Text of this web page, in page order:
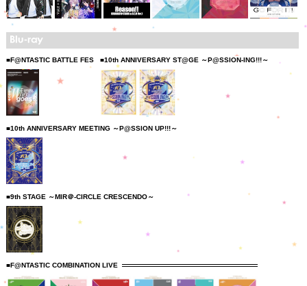
■F@NTASTIC BATTLE FES ■10th ANNIVERSARY ST@GE ～P@SSION-ING!!!～
■10th ANNIVERSARY MEETING ～P@SSION UP!!!～
■9th STAGE ～MIR＠-CIRCLE CRESCENDO～
■F@NTASTIC COMBINATION LIVE